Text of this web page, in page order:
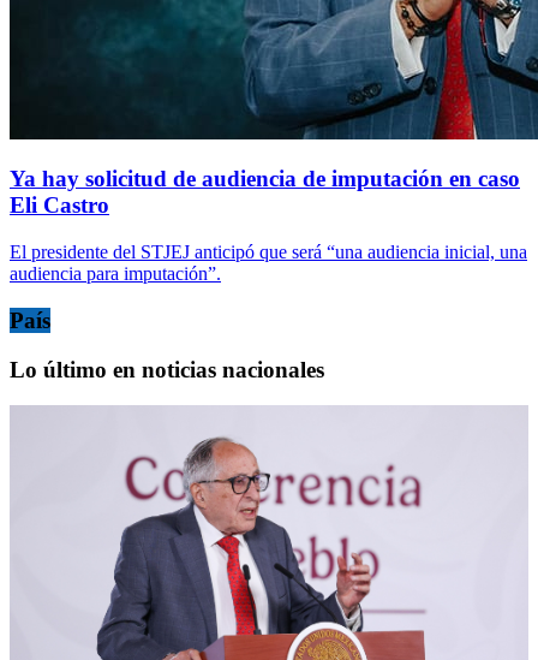
Ya hay solicitud de audiencia de imputación en caso
Eli Castro
El presidente del STJEJ anticipó que será “una audiencia inicial, una
audiencia para imputación”.
País
Lo último en noticias nacionales